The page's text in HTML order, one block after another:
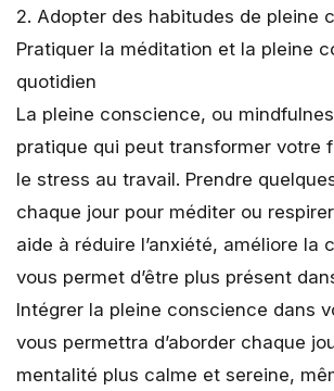
2. Adopter des habitudes de pleine
Pratiquer la méditation et la pleine
quotidien
La pleine conscience, ou
pratique qui peut transformer votre
le stress au travail. Prendre
chaque jour pour méditer ou
aide à réduire l’anxiété, améliore la
vous permet d’être plus présent
Intégrer la pleine conscience dans
vous permettra d’aborder chaque
mentalité plus calme et sereine,